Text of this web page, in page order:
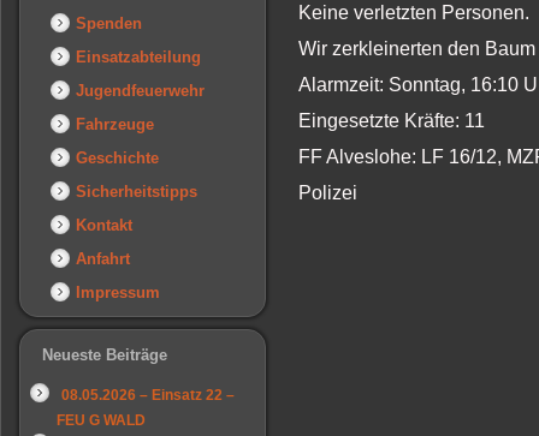
Spenden
Einsatzabteilung
Jugendfeuerwehr
Fahrzeuge
Geschichte
Sicherheitstipps
Kontakt
Anfahrt
Impressum
Neueste Beiträge
08.05.2026 – Einsatz 22 –
FEU G WALD
Keine verletzten Personen.
Wir zerkleinerten den
Alarmzeit: Sonntag, 16:10
Eingesetzte Kräfte: 11
FF Alveslohe: LF 16/12,
Polizei